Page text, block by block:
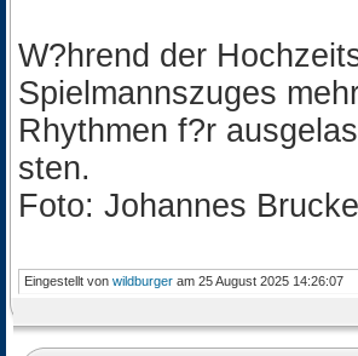
W?hrend der
Spielmannszuges
Rhythmen f?r
sten.
Foto: Johannes
Eingestellt von wildburger am 25 August 2025 14:26:07